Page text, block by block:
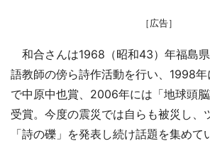
［広告］
和合さんは1968（昭和43）年福島
語教師の傍ら詩作活動を行い、1998年
で中原中也賞、2006年には「地球頭
受賞。今度の震災では自らも被災し、
「詩の礫」を発表し続け話題を集めて